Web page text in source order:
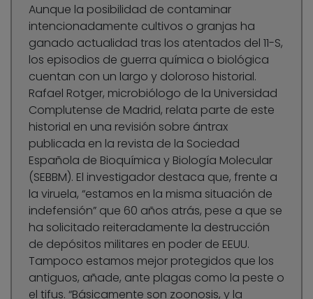
Aunque la posibilidad de contaminar
intencionadamente cultivos o granjas ha
ganado actualidad tras los atentados del 11-S,
los episodios de guerra química o biológica
cuentan con un largo y doloroso historial.
Rafael Rotger, microbiólogo de la Universidad
Complutense de Madrid, relata parte de este
historial en una revisión sobre ántrax
publicada en la revista de la Sociedad
Española de Bioquímica y Biología Molecular
(SEBBM). El investigador destaca que, frente a
la viruela, “estamos en la misma situación de
indefensión” que 60 años atrás, pese a que se
ha solicitado reiteradamente la destrucción
de depósitos militares en poder de EEUU.
Tampoco estamos mejor protegidos que los
antiguos, añade, ante plagas como la peste o
el tifus. “Básicamente son zoonosis, y la